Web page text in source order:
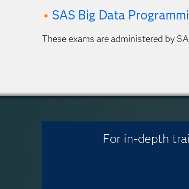
SAS Big Data
These exams are administered by
For in-depth